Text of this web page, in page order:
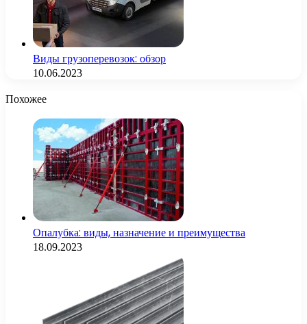
Виды грузоперевозок: обзор
10.06.2023
Похожее
Опалубка: виды, назначение и преимущества
18.09.2023